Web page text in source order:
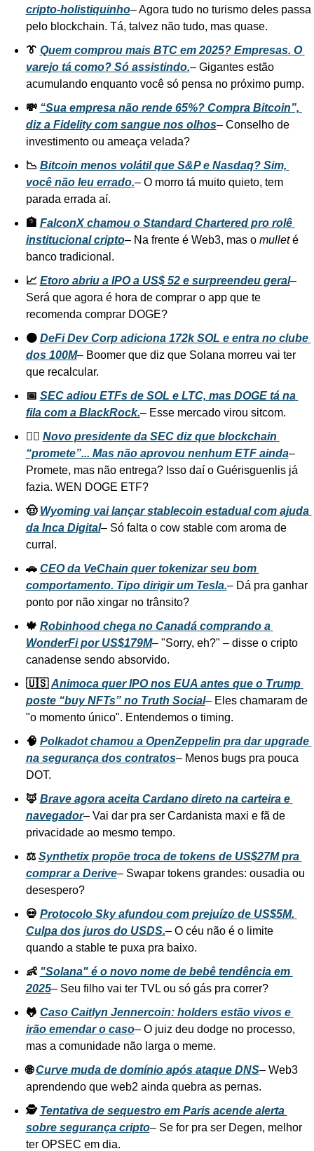
cripto-holistiquinho– Agora tudo no turismo deles passa
pelo blockchain. Tá, talvez não tudo, mas quase.
👔 Quem comprou mais BTC em 2025? Empresas. O
varejo tá como? Só assistindo.– Gigantes estão
acumulando enquanto você só pensa no próximo pump.
💸 “Sua empresa não rende 65%? Compra Bitcoin”,
diz a Fidelity com sangue nos olhos– Conselho de
investimento ou ameaça velada?
📉 Bitcoin menos volátil que S&P e Nasdaq? Sim,
você não leu errado.– O morro tá muito quieto, tem
parada errada aí.
🏦 FalconX chamou o Standard Chartered pro rolê
institucional cripto– Na frente é Web3, mas o mullet é
banco tradicional.
📈 Etoro abriu a IPO a US$ 52 e surpreendeu geral–
Será que agora é hora de comprar o app que te
recomenda comprar DOGE?
🟠 DeFi Dev Corp adiciona 172k SOL e entra no clube
dos 100M– Boomer que diz que Solana morreu vai ter
que recalcular.
📅 SEC adiou ETFs de SOL e LTC, mas DOGE tá na
fila com a BlackRock.– Esse mercado virou sitcom.
🧑‍⚖️ Novo presidente da SEC diz que blockchain
“promete”... Mas não aprovou nenhum ETF ainda–
Promete, mas não entrega? Isso daí o Guérisguenlis já
fazia. WEN DOGE ETF?
🤠 Wyoming vai lançar stablecoin estadual com ajuda
da Inca Digital– Só falta o cow stable com aroma de
curral.
🚗 CEO da VeChain quer tokenizar seu bom
comportamento. Tipo dirigir um Tesla.– Dá pra ganhar
ponto por não xingar no trânsito?
🍁 Robinhood chega no Canadá comprando a
WonderFi por US$179M– "Sorry, eh?" – disse o cripto
canadense sendo absorvido.
🇺🇸 Animoca quer IPO nos EUA antes que o Trump
poste “buy NFTs” no Truth Social– Eles chamaram de
"o momento único". Entendemos o timing.
🧠 Polkadot chamou a OpenZeppelin pra dar upgrade
na segurança dos contratos– Menos bugs pra pouca
DOT.
🦊 Brave agora aceita Cardano direto na carteira e
navegador– Vai dar pra ser Cardanista maxi e fã de
privacidade ao mesmo tempo.
⚖️ Synthetix propõe troca de tokens de US$27M pra
comprar a Derive– Swapar tokens grandes: ousadia ou
desespero?
💀 Protocolo Sky afundou com prejuízo de US$5M.
Culpa dos juros do USDS.– O céu não é o limite
quando a stable te puxa pra baixo.
👶 "Solana" é o novo nome de bebê tendência em
2025– Seu filho vai ter TVL ou só gás pra correr?
🐸 Caso Caitlyn Jennercoin: holders estão vivos e
irão emendar o caso– O juiz deu dodge no processo,
mas a comunidade não larga o meme.
🌐 Curve muda de domínio após ataque DNS– Web3
aprendendo que web2 ainda quebra as pernas.
🕵️ Tentativa de sequestro em Paris acende alerta
sobre segurança cripto– Se for pra ser Degen, melhor
ter OPSEC em dia.